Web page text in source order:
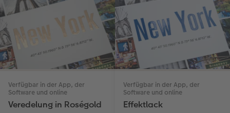
Verfügbar in der App, der
Software und online
Veredelung in Roségold
Verfügbar in der App, der
Software und online
Effektlack